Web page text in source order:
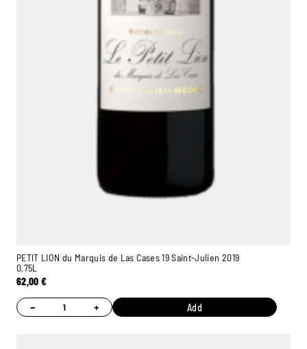
PETIT LION du Marquis de Las Cases 19 Saint-Julien 2019
0,75L
62,00€
− + Add